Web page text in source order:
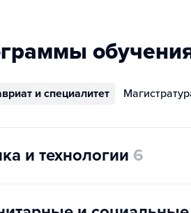
и специалитет
и технологии 6